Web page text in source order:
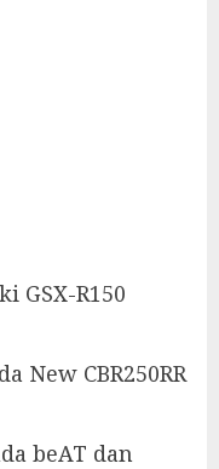
GSX-R150
New CBR250RR
beAT dan